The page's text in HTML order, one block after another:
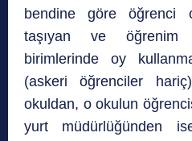
bendine göre öğrenci
taşıyan ve öğrenim
birimlerinde oy
(askeri öğrenciler
okuldan, o okulun
yurt müdürlüğünden